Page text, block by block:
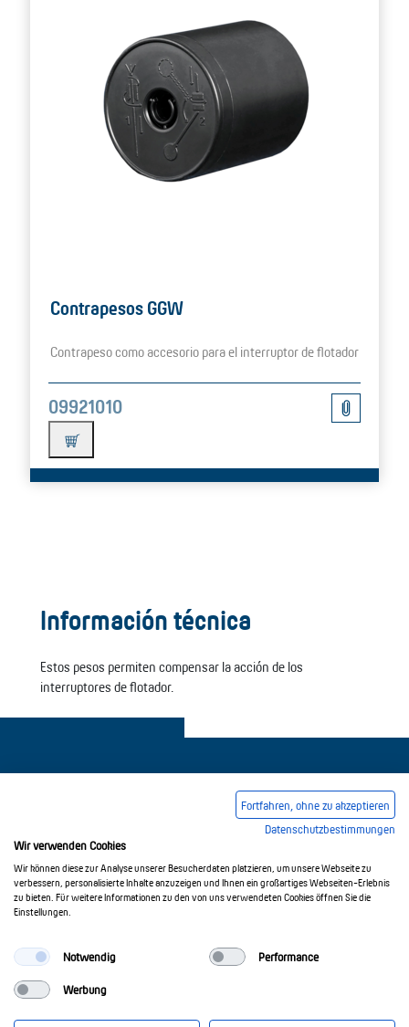
Contrapesos GGW
Contrapeso como accesorio para el interruptor de flotador
09921010
Información técnica
Estos pesos permiten compensar la acción de los
interruptores de flotador.
Condiciones comerciales generales
Política de privacidad
© 2017-2026 Doepke Schaltgeräte GmbH
Fortfahren, ohne zu akzeptieren
Datenschutzbestimmungen
Wir verwenden Cookies
Wir können diese zur Analyse unserer Besucherdaten platzieren, um unsere Webseite zu
verbessern, personalisierte Inhalte anzuzeigen und Ihnen ein großartiges Webseiten-Erlebnis
zu bieten. Für weitere Informationen zu den von uns verwendeten Cookies öffnen Sie die
Einstellungen.
Notwendig Performance
Werbung